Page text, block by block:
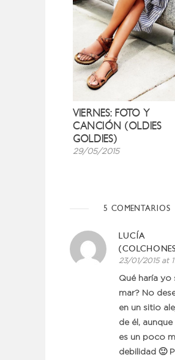
VIERNES: FOTO Y
CANCIÓN (OLDIES
GOLDIES)
29/05/2015
5 COMENTARIOS
LUCÍA
23/01/2015 at
Qué haría yo
mar? No
en un sitio
de él, aunque
es un poco
debilidad 🙂